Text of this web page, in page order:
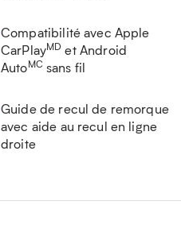
Compatibilité avec Apple
CarPlayMD et Android
AutoMC sans fil
Guide de recul de remorque
avec aide au recul en ligne
droite